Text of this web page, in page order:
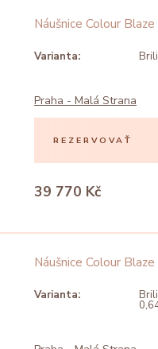
Náušnice Colour
Varianta:
Praha - Malá Strana
REZERVOVAŤ
39 770 Kč
Náušnice Colour
Varianta: